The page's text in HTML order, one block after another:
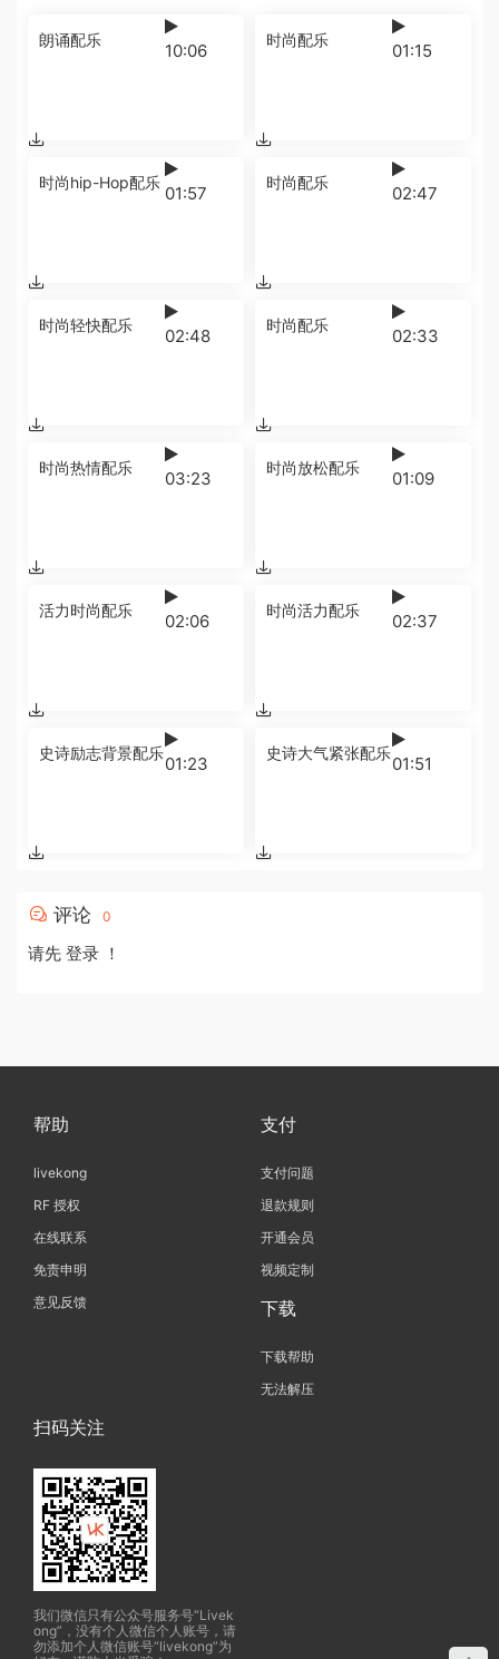
朗诵配乐
10:06
时尚配乐
01:15
时尚hip-Hop配乐
01:57
时尚配乐
02:47
时尚轻快配乐
02:48
时尚配乐
02:33
时尚热情配乐
03:23
时尚放松配乐
01:09
活力时尚配乐
02:06
时尚活力配乐
02:37
史诗励志背景配乐
01:23
史诗大气紧张配乐
01:51
评论 0
请先 登录 ！
帮助
livekong
RF 授权
在线联系
免责申明
意见反馈
支付
支付问题
退款规则
开通会员
视频定制
下载
下载帮助
无法解压
扫码关注
我们微信只有公众号服务号“Livek
ong”，没有个人微信个人账号，请
勿添加个人微信账号“livekong”为